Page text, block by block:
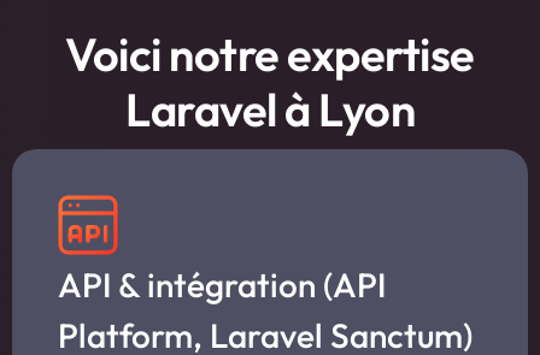
Voici notre expertise
Laravel à Lyon
API & intégration (API
Platform, Laravel Sanctum)